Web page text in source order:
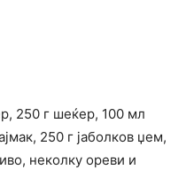
250 г шеќер, 100 мл
250 г јаболков џем,
неколку ореви и